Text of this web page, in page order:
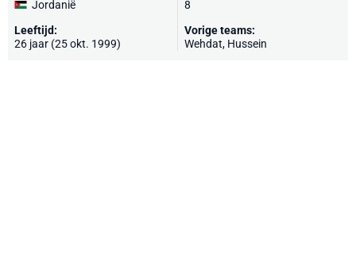
Jordanië
Leeftijd:
26 jaar (25 okt. 1999)
8
Vorige teams:
Wehdat, Hussein